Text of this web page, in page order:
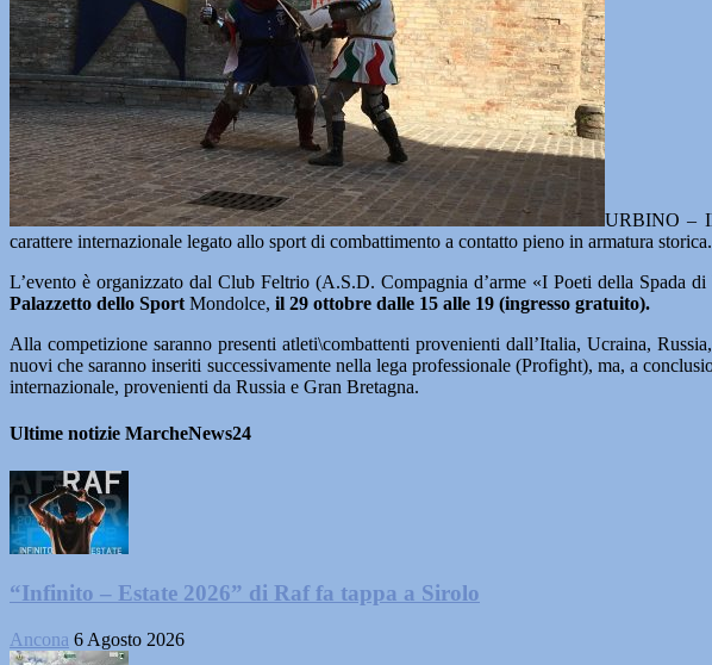
URBINO – Il
carattere internazionale legato allo sport di combattimento a contatto pieno in armatura storica.
L’evento è organizzato dal Club Feltrio (A.S.D. Compagnia d’arme «I Poeti della
Palazzetto dello Sport Mondolce, il 29 ottobre dalle 15 alle 19 (ingresso gratuito).
Alla competizione saranno presenti atleti\combattenti provenienti dall’Italia, Ucraina,
nuovi che saranno inseriti successivamente nella lega professionale (Profight), ma, a
internazionale, provenienti da Russia e Gran Bretagna.
Ultime notizie MarcheNews24
“Infinito – Estate 2026” di Raf fa tappa a Sirolo
Ancona 6 Agosto 2026